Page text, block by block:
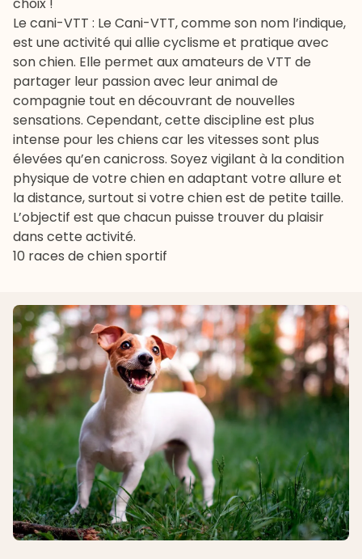
Le cani-VTT : Le Cani-VTT, comme son nom l’indique,
est une activité qui allie cyclisme et pratique avec
son chien. Elle permet aux amateurs de VTT de
partager leur passion avec leur animal de
compagnie tout en découvrant de nouvelles
sensations. Cependant, cette discipline est plus
intense pour les chiens car les vitesses sont plus
élevées qu’en canicross. Soyez vigilant à la condition
physique de votre chien en adaptant votre allure et
la distance, surtout si votre chien est de petite taille.
L’objectif est que chacun puisse trouver du plaisir
dans cette activité.
10 races de chien sportif